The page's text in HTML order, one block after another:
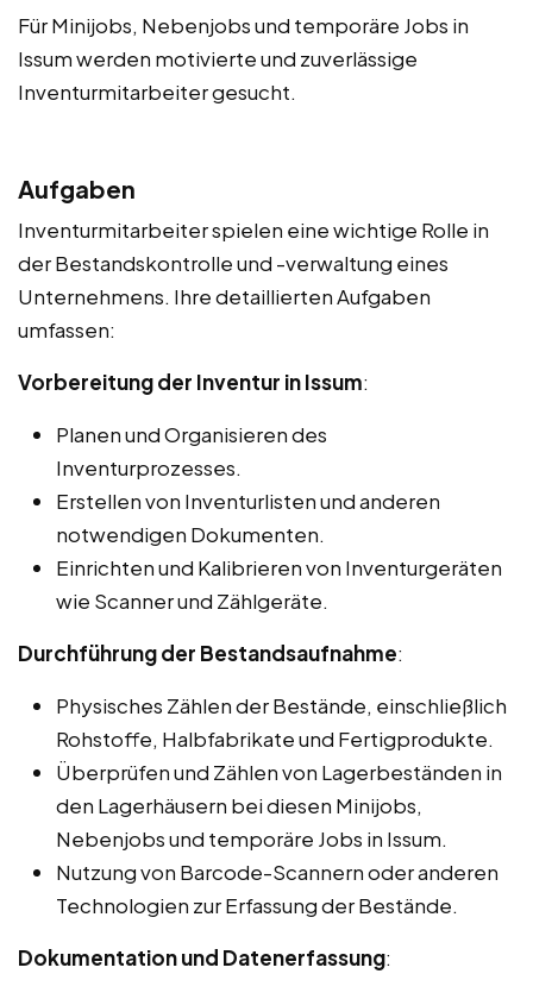
Für Minijobs, Nebenjobs und temporäre Jobs in
Issum werden motivierte und zuverlässige
Inventurmitarbeiter gesucht.
Aufgaben
Inventurmitarbeiter spielen eine wichtige Rolle in
der Bestandskontrolle und -verwaltung eines
Unternehmens. Ihre detaillierten Aufgaben
umfassen:
Vorbereitung der Inventur in Issum:
Planen und Organisieren des
Inventurprozesses.
Erstellen von Inventurlisten und anderen
notwendigen Dokumenten.
Einrichten und Kalibrieren von Inventurgeräten
wie Scanner und Zählgeräte.
Durchführung der Bestandsaufnahme:
Physisches Zählen der Bestände, einschließlich
Rohstoffe, Halbfabrikate und Fertigprodukte.
Überprüfen und Zählen von Lagerbeständen in
den Lagerhäusern bei diesen Minijobs,
Nebenjobs und temporäre Jobs in Issum.
Nutzung von Barcode-Scannern oder anderen
Technologien zur Erfassung der Bestände.
Dokumentation und Datenerfassung: